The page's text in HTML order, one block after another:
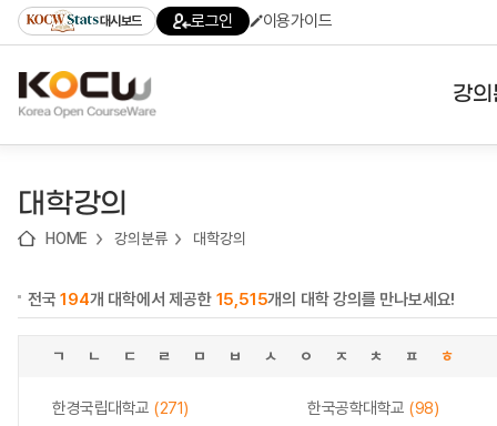
기
기
기
content)
가
대시보드 로그인 이용가이드
강
대학강의
HOME 강의분류 대학강의
전국194개 대학에서 제공한 15,515개의 대학 강의를 만나보세요!
ㄱ ㄴ ㄷ ㄹ ㅁ ㅂ ㅅ ㅇ ㅈ ㅊ ㅍ ㅎ
한경국립대학교 (271) 한국공학대학교 (98)